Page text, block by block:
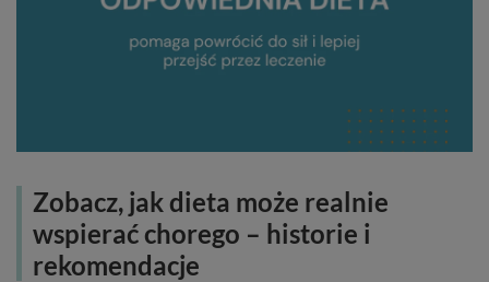
Zobacz, jak dieta może realnie
wspierać chorego – historie i
rekomendacje